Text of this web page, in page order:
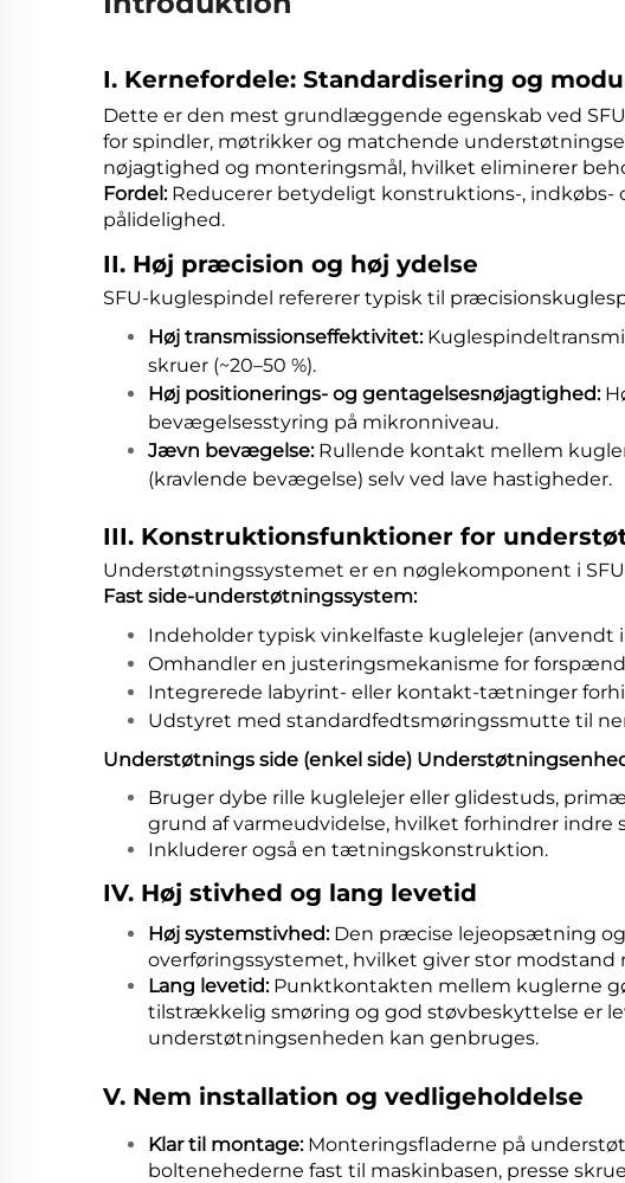
I. Kernefordele: Standardisering og
Dette er den mest grundlæggende egenskab ved
for spindler, møtrikker og matchende
nøjagtighed og monteringsmål, hvilket eliminerer
Fordel: Reducerer betydeligt konstruktions-,
pålidelighed.
II. Høj præcision og høj ydelse
SFU-kuglespindel refererer typisk til
Høj transmissionseffektivitet:
skruer (~20–50 %).
Høj positionerings- og gentagelsesnøjagtighed:
bevægelsesstyring på mikronniveau.
Jævn bevægelse: Rullende kontakt mellem
(kravlende bevægelse) selv ved lave hastigheder.
III. Konstruktionsfunktioner for
Understøtningssystemet er en nøglekomponent i
Fast side-understøtningssystem:
Indeholder typisk vinkelfaste kuglelejer (anvendt
Omhandler en justeringsmekanisme for
Integrerede labyrint- eller kontakt-tætninger
Udstyret med standardfedtsmøringssmutte til
Understøtnings side (enkel side)
Bruger dybe rille kuglelejer eller glidestuds,
grund af varmeudvidelse, hvilket forhindrer
Inkluderer også en tætningskonstruktion.
IV. Høj stivhed og lang levetid
Høj systemstivhed: Den præcise lejeopsætning
overføringssystemet, hvilket giver stor
Lang levetid: Punktkontakten mellem kuglerne
tilstrækkelig smøring og god støvbeskyttelse er
understøtningsenheden kan genbruges.
V. Nem installation og vedligeholdelse
Klar til montage: Monteringsfladerne på
boltenehederne fast til maskinbasen, presse